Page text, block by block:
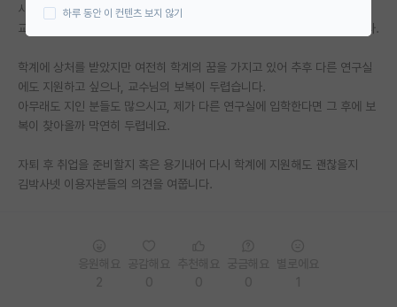
연구실(PI) 홍보 게시판
석박사 채용 정보 게시판
임용 정보 게시판
취업 게시판
사유는 교수님과의 성향차이 입니다.
교수님께서는 잦은 폭언과 사람을 무시하는 발언을 너무나도 많이 하십니다.
학계에 상처를 받았지만 여전히 학계의 꿈을 가지고 있어 추후 다른 연구실
에도 지원하고 싶으나, 교수님의 보복이 두렵습니다.
아무래도 지인 분들도 많으시고, 제가 다른 연구실에 입학한다면 그 후에 보
복이 찾아올까 막연히 두렵네요.
자퇴 후 취업을 준비할지 혹은 용기내어 다시 학계에 지원해도 괜찮을지
김박사넷 이용자분들의 의견을 여쭙니다.
하루 동안 이 컨텐츠 보지 않기